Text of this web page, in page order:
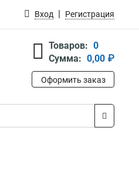
Вход Регистрация
Товаров: 0
Сумма: 0,00 ₽
Оформить заказ